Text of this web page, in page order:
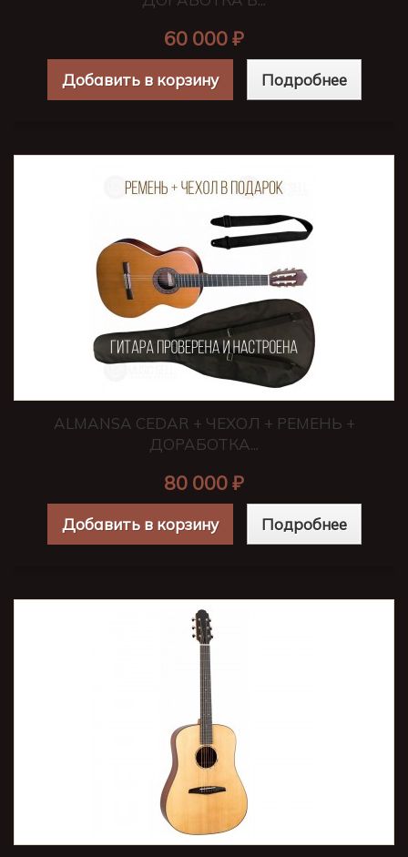
60 000 ₽
Добавить в корзину Подробнее
ALMANSA CEDAR + ЧЕХОЛ + РЕМЕНЬ +
ДОРАБОТКА...
80 000 ₽
Добавить в корзину Подробнее